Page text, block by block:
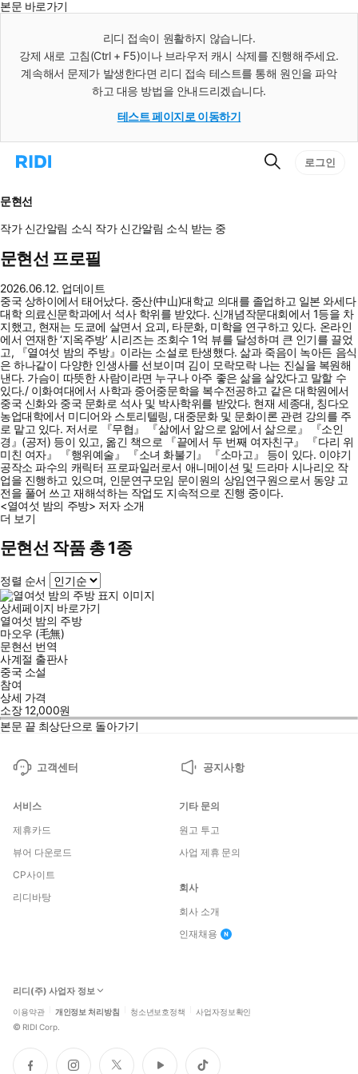
본문 바로가기
리디 접속이 원활하지 않습니다.
강제 새로 고침(Ctrl + F5)이나 브라우저 캐시 삭제를 진행해주세요.
계속해서 문제가 발생한다면 리디 접속 테스트를 통해 원인을 파악
하고 대응 방법을 안내드리겠습니다.
테스트 페이지로 이동하기
리
으
로
이
동
검
로그인
문현선
작가 신간알림 소식 작가 신간알림 소식 받는 중
문현선 프로필
2026.06.12. 업데이트
중국 상하이에서 태어났다. 중산(中山)대학교 의대를 졸업하고 일본 와세다
대학 의료신문학과에서 석사 학위를 받았다. 신개념작문대회에서 1등을 차
지했고, 현재는 도쿄에 살면서 요괴, 타문화, 미학을 연구하고 있다. 온라인
에서 연재한 ‘지옥주방’ 시리즈는 조회수 1억 뷰를 달성하며 큰 인기를 끌었
고, 『열여섯 밤의 주방』이라는 소설로 탄생했다. 삶과 죽음이 녹아든 음식
은 하나같이 다양한 인생사를 선보이며 김이 모락모락 나는 진실을 복원해
낸다. 가슴이 따뜻한 사람이라면 누구나 아주 좋은 삶을 살았다고 말할 수
있다./ 이화여대에서 사학과 중어중문학을 복수전공하고 같은 대학원에서
중국 신화와 중국 문화로 석사 및 박사학위를 받았다. 현재 세종대, 칭다오
농업대학에서 미디어와 스토리텔링, 대중문화 및 문화이론 관련 강의를 주
로 맡고 있다. 저서로 『무협』 『삶에서 앎으로 앎에서 삶으로』 『소인
경』(공저) 등이 있고, 옮긴 책으로 『끝에서 두 번째 여자친구』 『다리 위
미친 여자』 『행위예술』 『소녀 화불기』 『소마고』 등이 있다. 이야기
공작소 파수의 캐릭터 프로파일러로서 애니메이션 및 드라마 시나리오 작
업을 진행하고 있으며, 인문연구모임 문이원의 상임연구원으로서 동양 고
전을 풀어 쓰고 재해석하는 작업도 지속적으로 진행 중이다.
<열여섯 밤의 주방> 저자 소개
더 보기
문현선 작품 총 1종
정렬 순서
상세페이지 바로가기
열여섯 밤의 주방
마오우 (毛無)
문현선 번역
사계절 출판사
중국 소설
참여
상세 가격
소장12,000원
본문 끝 최상단으로 돌아가기
고객센터 공지사항
서비스
제휴카드
뷰어 다운로드
CP사이트
리디바탕
기타 문의
원고 투고
사업 제휴 문의
회사
회사 소개
인재채용
리디(주) 사업자 정보
이용약관 개인정보 처리방침 청소년보호정책 사업자정보확인
© RIDI Corp.
페 인 트 유 틱